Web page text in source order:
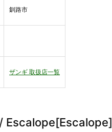
釧路市
ザンギ 取扱店一覧
Escalope[Escalope]